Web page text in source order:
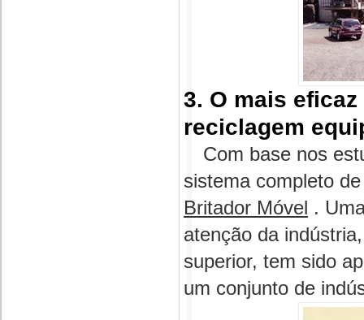
3. O mais
reciclagem
Com base nos
sistema completo
Britador Móvel .
atenção da
superior, tem sido
um conjunto de